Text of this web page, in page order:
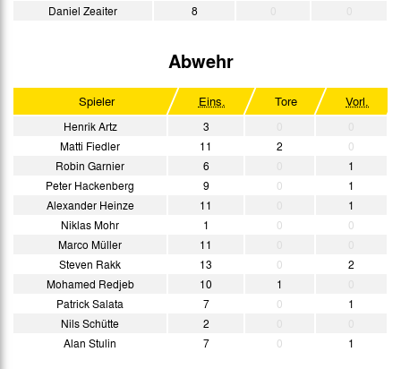
Daniel Zeaiter
8
Abwehr
Spieler Eins. Tore Vorl.
Henrik Artz 3
Matti Fiedler
11 2
0
Robin Garnier
6
1
Peter Hackenberg
9 0
1
Alexander Heinze
11
1
Niklas Mohr
1 0
0
Marco Müller
11
Steven Rakk
13 0
2
Mohamed Redjeb
10 1
Patrick Salata
7 0
1
Nils Schütte
2
Alan Stulin
7 0 1